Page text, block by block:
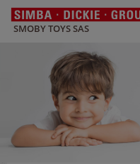
SMOBY TOYS SAS